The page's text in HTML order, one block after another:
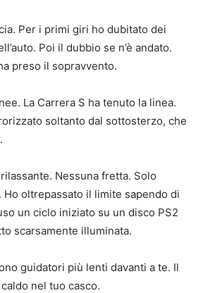
Per i primi giri ho dubitato dei
Poi il dubbio se n’è andato.
preso il sopravvento.
La Carrera S ha tenuto la linea.
soltanto dal sottosterzo, che
Nessuna fretta. Solo
oltrepassato il limite sapendo di
un ciclo iniziato su un disco PS2
scarsamente illuminata.
guidatori più lenti davanti a te. Il
nel tuo casco.